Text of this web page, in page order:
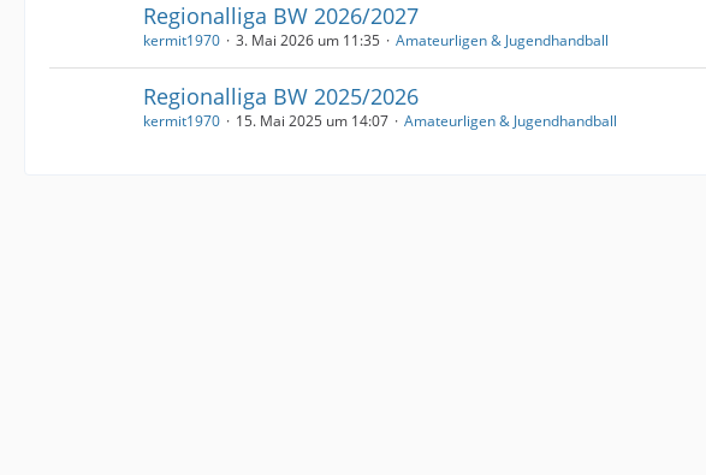
Regionalliga BW 2026/2027
kermit1970 3. Mai 2026 um 11:35 Amateurligen & Jugendhandball
Regionalliga BW 2025/2026
kermit1970 15. Mai 2025 um 14:07 Amateurligen & Jugendhandball